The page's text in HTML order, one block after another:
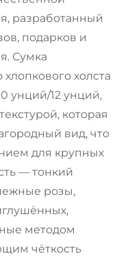
разработанный
подарков и
Сумка
холста
унций/12 унций,
которая
вид, что
для крупных
— тонкий
розы,
методом
чёткость